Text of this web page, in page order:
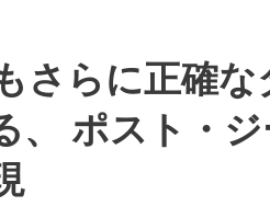
さらに正確な
、 ポスト・ジ